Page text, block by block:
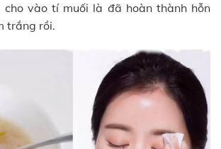
vào tí muối là đã hoàn thành hỗn
trắng rồi.